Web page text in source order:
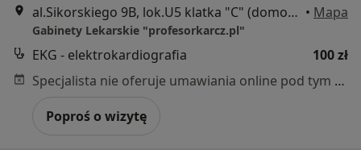
al.Sikorskiego 9B, lok.U5 klatka "C" (domofon 9305 i klawisz dzwonka), Warszawa • Mapa
Gabinety Lekarskie "profesorkarcz.pl"
EKG - elektrokardiografia
100 zł
Specjalista nie oferuje umawiania online pod tym adresem.
Poproś o wizytę